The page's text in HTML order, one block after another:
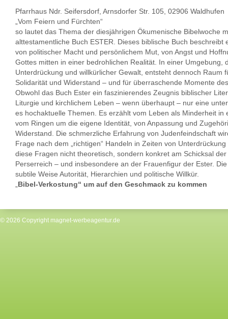
Pfarrhaus Ndr. Seifersdorf, Arnsdorfer Str. 105, 02906 Waldhufen
„Vom Feiern und Fürchten“
so lautet das Thema der diesjährigen Ökumenische Bibelwoche
alttestamentliche Buch ESTER. Dieses biblische Buch beschreibt
von politischer Macht und persönlichem Mut, von Angst und
Gottes mitten in einer bedrohlichen Realität. In einer Umgebung,
Unterdrückung und willkürlicher Gewalt, entsteht dennoch Raum
Solidarität und Widerstand – und für überraschende Momente
Obwohl das Buch Ester ein faszinierendes Zeugnis biblischer
Liturgie und kirchlichem Leben – wenn überhaupt – nur eine
es hochaktuelle Themen. Es erzählt vom Leben als Minderheit in
vom Ringen um die eigene Identität, von Anpassung und
Widerstand. Die schmerzliche Erfahrung von Judenfeindschaft
Frage nach dem „richtigen“ Handeln in Zeiten von
diese Fragen nicht theoretisch, sondern konkret am Schicksal
Perserreich – und insbesondere an der Frauenfigur der Ester.
subtile Weise Autorität, Hierarchien und politische Willkür.
Bibel-Verkostung“ um auf den Geschmack zu kommen
© 2026 Copyright magnet-werbeagentur.de